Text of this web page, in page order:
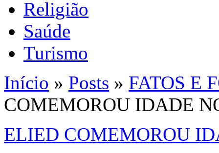
Religião
Saúde
Turismo
Início » Posts » FATOS E
COMEMOROU IDADE
ELIED COMEMOROU